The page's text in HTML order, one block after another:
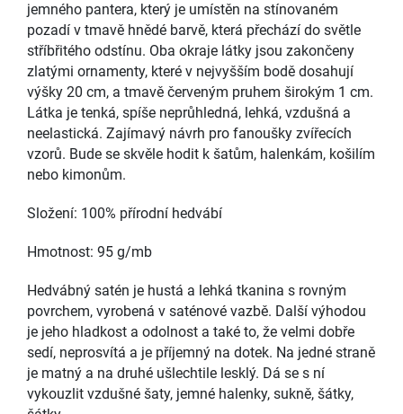
jemného pantera, který je umístěn na stínovaném
pozadí v tmavě hnědé barvě, která přechází do světle
stříbřitého odstínu. Oba okraje látky jsou zakončeny
zlatými ornamenty, které v nejvyšším bodě dosahují
výšky 20 cm, a tmavě červeným pruhem širokým 1 cm.
Látka je tenká, spíše neprůhledná, lehká, vzdušná a
neelastická. Zajímavý návrh pro fanoušky zvířecích
vzorů. Bude se skvěle hodit k šatům, halenkám, košilím
nebo kimonům.
Složení: 100% přírodní hedvábí
Hmotnost: 95 g/mb
Hedvábný satén je hustá a lehká tkanina s rovným
povrchem, vyrobená v saténové vazbě. Další výhodou
je jeho hladkost a odolnost a také to, že velmi dobře
sedí, neprosvítá a je příjemný na dotek. Na jedné straně
je matný a na druhé ušlechtile lesklý. Dá se s ní
vykouzlit vzdušné šaty, jemné halenky, sukně, šátky,